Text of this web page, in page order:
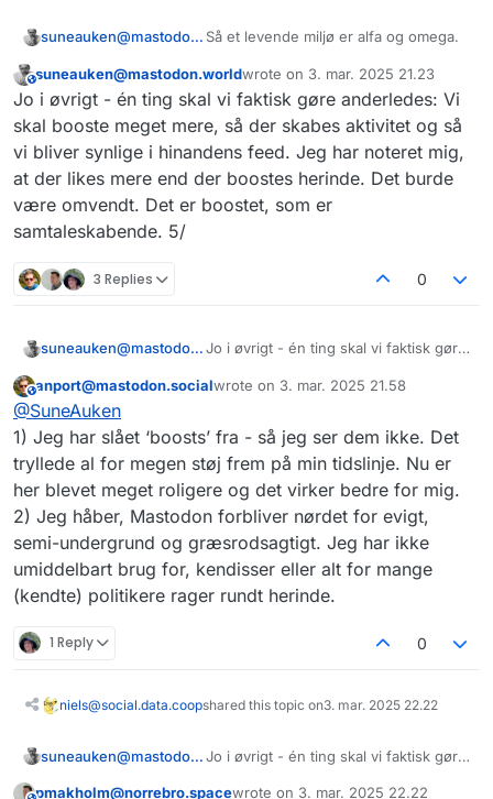
suneauken@mastodon.world Så et levende miljø er alfa og omega.
Misforstå mig ikke: Vi gør det
fremragende efter min mening.
Så: gør ikke noget anderledes som
sådan, men gør meget mere af det
gode I gør. Tak igen for det. 4/
This user is from outside of this forum
suneauken@mastodon.worldwrote on 3. mar. 2025 21.23
sidst redigeret af
Jo i øvrigt - én ting skal vi faktisk gøre anderledes: Vi
skal booste meget mere, så der skabes aktivitet og så
vi bliver synlige i hinandens feed. Jeg har noteret mig,
at der likes mere end der boostes herinde. Det burde
være omvendt. Det er boostet, som er
samtaleskabende. 5/
3 Replies 0
suneauken@mastodon.worldJo i øvrigt - én ting skal vi faktisk gøre
mere, så der skabes aktivitet og så vi
har noteret mig, at der likes mere end
der boostes herinde. Det burde være
omvendt. Det er boostet, som er
samtaleskabende. 5/
This user is from outside of this forum
anport@mastodon.socialwrote on 3. mar. 2025 21.58
sidst redigeret af
@SuneAuken
1) Jeg har slået ‘boosts’ fra - så jeg ser dem ikke. Det
tryllede al for megen støj frem på min tidslinje. Nu er
her blevet meget roligere og det virker bedre for mig.
2) Jeg håber, Mastodon forbliver nørdet for evigt,
semi-undergrund og græsrodsagtigt. Jeg har ikke
umiddelbart brug for, kendisser eller alt for mange
(kendte) politikere rager rundt herinde.
1 Reply 0
niels@social.data.coopshared this topic on3. mar. 2025 22.22
suneauken@mastodon.worldJo i øvrigt - én ting skal vi faktisk gøre
This user is from outside of this forum
pmakholm@norrebro.spacewrote on 3. mar. 2025 22.22